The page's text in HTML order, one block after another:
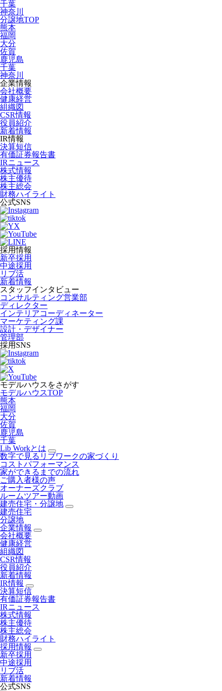
千葉
神奈川
分譲地TOP
熊本
福岡
大分
佐賀
鹿児島
千葉
神奈川
企業情報
会社概要
健康経営
組織図
CSR情報
役員紹介
新着情報
IR情報
決算短信
有価証券報告書
IRニュース
株式情報
株主優待
株主総会
財務ハイライト
公式SNS
採用情報
新卒採用
中途採用
リブ活
新着情報
スタッフインタビュー
コンサルティング営業部
ディレクター
インテリアコーディネーター
マーケティング課
設計・デザイナー
管理部
採用SNS
モデルハウスをさがす
モデルハウスTOP
熊本
福岡
大分
佐賀
鹿児島
千葉
Lib Workとは
数字で見るリブワークの家づくり
コストパフォーマンス
家ができるまでの流れ
ご購入者様の声
オーナーズクラブ
ルームツアー動画
建売住宅・分譲地
建売住宅
分譲地
企業情報
会社概要
健康経営
組織図
CSR情報
役員紹介
新着情報
IR情報
決算短信
有価証券報告書
IRニュース
株式情報
株主優待
株主総会
財務ハイライト
採用情報
新卒採用
中途採用
リブ活
新着情報
公式SNS